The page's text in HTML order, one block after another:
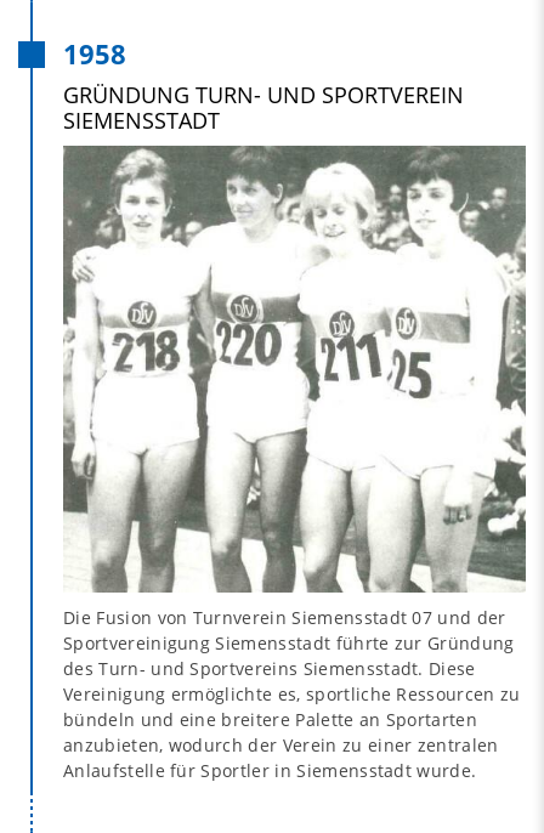
1958
GRÜNDUNG TURN- UND SPORTVEREIN
SIEMENSSTADT
Die Fusion von Turnverein Siemensstadt 07 und der
Sportvereinigung Siemensstadt führte zur Gründung
des Turn- und Sportvereins Siemensstadt. Diese
Vereinigung ermöglichte es, sportliche Ressourcen zu
bündeln und eine breitere Palette an Sportarten
anzubieten, wodurch der Verein zu einer zentralen
Anlaufstelle für Sportler in Siemensstadt wurde.